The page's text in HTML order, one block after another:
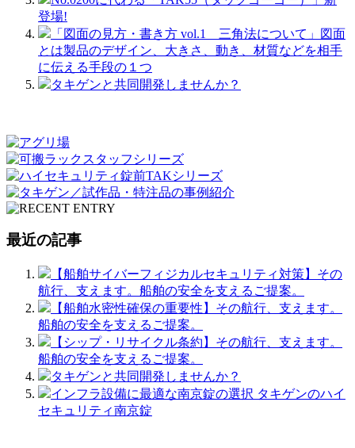
登場!
「図面の見方・書き方 vol.1 三角法について」図面
とは製品のデザイン、大きさ、動き、材質などを相手
に伝える手段の１つ
タキゲンと共同開発しませんか？
最近の記事
【船舶サイバーフィジカルセキュリティ対策】その
航行、支えます。船舶の安全を支えるご提案。
【船舶水密性確保の重要性】その航行、支えます。
船舶の安全を支えるご提案。
【シップ・リサイクル条約】その航行、支えます。
船舶の安全を支えるご提案。
タキゲンと共同開発しませんか？
インフラ設備に最適な南京錠の選択 タキゲンのハイ
セキュリティ南京錠